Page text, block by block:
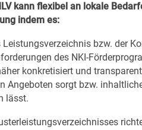
kann flexibel an lokale
indem es:
bzw. der
des NKI-
konkretisiert und
Angeboten sorgt bzw.
lässt.